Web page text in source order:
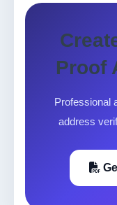
Proof
Professional
address